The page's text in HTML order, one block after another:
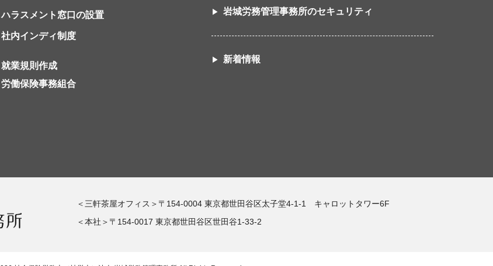
ハラスメント窓口の設置
社内インディ制度
就業規則作成
労働保険事務組合
岩城労務管理事務所のセキュリティ
新着情報
＜三軒茶屋オフィス＞〒154-0004 東京都世田谷区太子堂4-1-1 キャロットタワー6F
＜本社＞〒154-0017 東京都世田谷区世田谷1-33-2